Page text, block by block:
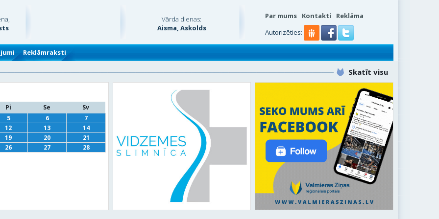
Vārda dienas:
Aisma, Askolds
Par mums Kontakti
Reklāma
Autorizēties:
Reklāmraksti
Skatīt visu
Pi Se
Sv
5 6
7
12 13
14
19 20
21
26 27 28